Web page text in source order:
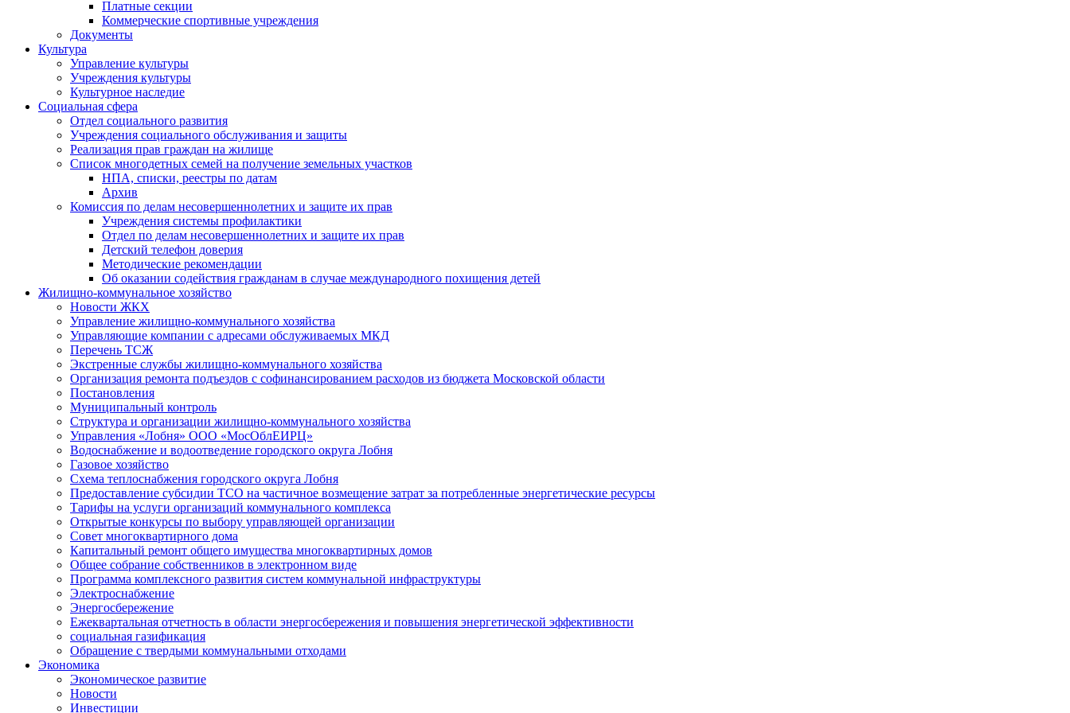
Платные секции
Коммерческие спортивные учреждения
Документы
Культура
Управление культуры
Учреждения культуры
Культурное наследие
Социальная сфера
Отдел социального развития
Учреждения социального обслуживания и защиты
Реализация прав граждан на жилище
Список многодетных семей на получение земельных участков
НПА, списки, реестры по датам
Архив
Комиссия по делам несовершеннолетних и защите их прав
Учреждения системы профилактики
Отдел по делам несовершеннолетних и защите их прав
Детский телефон доверия
Методические рекомендации
Об оказании содействия гражданам в случае международного похищения детей
Жилищно-коммунальное хозяйство
Новости ЖКХ
Управление жилищно-коммунального хозяйства
Управляющие компании с адресами обслуживаемых МКД
Перечень ТСЖ
Экстренные службы жилищно-коммунального хозяйства
Организация ремонта подъездов с софинансированием расходов из бюджета Московской области
Постановления
Муниципальный контроль
Структура и организации жилищно-коммунального хозяйства
Управления «Лобня» ООО «МосОблЕИРЦ»
Водоснабжение и водоотведение городского округа Лобня
Газовое хозяйство
Схема теплоснабжения городского округа Лобня
Предоставление субсидии ТСО на частичное возмещение затрат за потребленные энергетические ресурсы
Тарифы на услуги организаций коммунального комплекса
Открытые конкурсы по выбору управляющей организации
Совет многоквартирного дома
Капитальный ремонт общего имущества многоквартирных домов
Общее собрание собственников в электронном виде
Программа комплексного развития систем коммунальной инфраструктуры
Электроснабжение
Энергосбережение
Ежеквартальная отчетность в области энергосбережения и повышения энергетической эффективности
социальная газификация
Обращение с твердыми коммунальными отходами
Экономика
Экономическое развитие
Новости
Инвестиции